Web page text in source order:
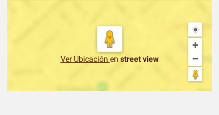
Ver Ubicación en street view